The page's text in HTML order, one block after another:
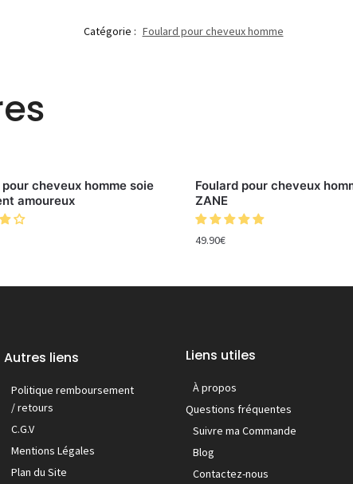
Catégorie : Foulard pour cheveux homme
pour cheveux homme soie
amoureux
Foulard pour cheveux
ZANE
49.90€
Autres liens
Politique remboursement
/ retours
C.G.V
Mentions Légales
Plan du Site
Liens utiles
À propos
Questions fréquentes
Suivre ma Commande
Blog
Contactez-nous